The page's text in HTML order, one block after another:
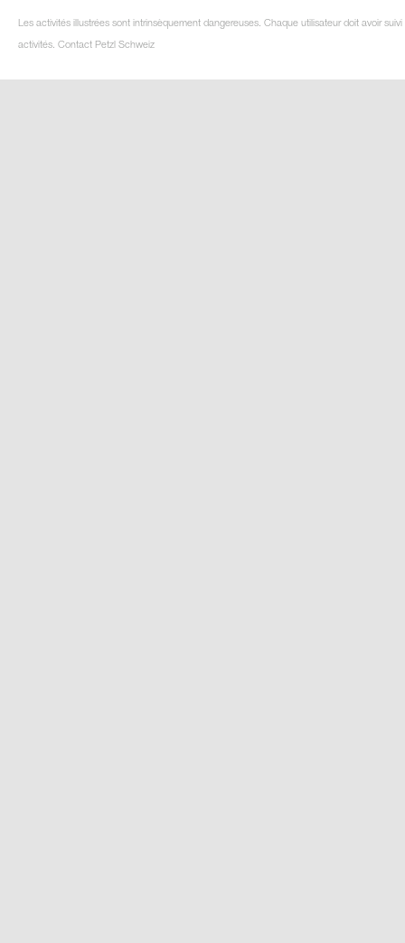
Les activités illustrées sont intrinsèquement dangereuses. Chaque utilisateur doit avoir
activités. Contact Petzl Schweiz